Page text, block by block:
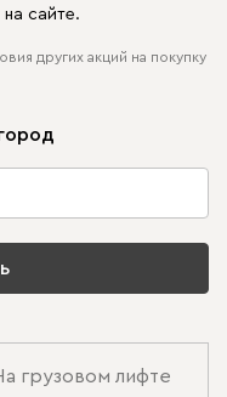
сайте.
других акций на покупку
грузовом лифте